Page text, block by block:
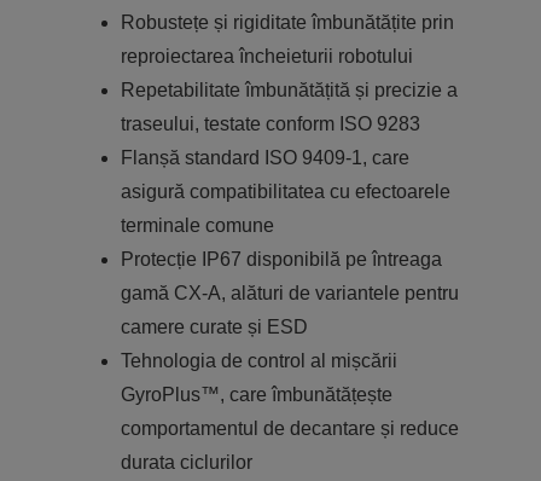
Robustețe și rigiditate îmbunătățite prin
reproiectarea încheieturii robotului
Repetabilitate îmbunătățită și precizie a
traseului, testate conform ISO 9283
Flanșă standard ISO 9409-1, care
asigură compatibilitatea cu efectoarele
terminale comune
Protecție IP67 disponibilă pe întreaga
gamă CX-A, alături de variantele pentru
camere curate și ESD
Tehnologia de control al mișcării
GyroPlus™, care îmbunătățește
comportamentul de decantare și reduce
durata ciclurilor